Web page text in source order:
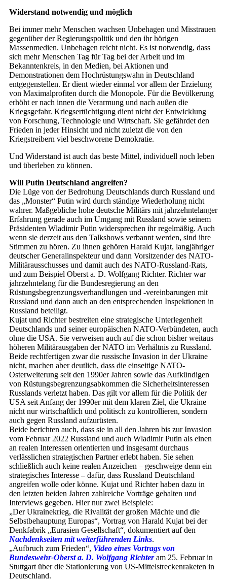
Widerstand notwendig und möglich
Bei immer mehr Menschen wachsen Unbehagen und Misstrauen
gegenüber der Regierungspolitik und den ihr hörigen
Massenmedien. Unbehagen reicht nicht. Es ist notwendig, dass
sich mehr Menschen Tag für Tag bei der Arbeit und im
Bekanntenkreis, in den Medien, bei Aktionen und
Demonstrationen dem Hochrüstungswahn in Deutschland
entgegenstellen. Er dient wieder einmal vor allem der Erzielung
von Maximalprofiten durch die Monopole. Für die Bevölkerung
erhöht er nach innen die Verarmung und nach außen die
Kriegsgefahr. Kriegsertüchtigung dient nicht der Entwicklung
von Forschung, Technologie und Wirtschaft. Sie gefährdet den
Frieden in jeder Hinsicht und nicht zuletzt die von den
Kriegstreibern viel beschworene Demokratie.
Und Widerstand ist auch das beste Mittel, individuell noch leben
und überleben zu können.
Will Putin Deutschland angreifen?
Die Lüge von der Bedrohung Deutschlands durch Russland und
das „Monster“ Putin wird durch ständige Wiederholung nicht
wahrer. Maßgebliche hohe deutsche Militärs mit jahrzehntelanger
Erfahrung gerade auch im Umgang mit Russland sowie seinem
Präsidenten Wladimir Putin widersprechen ihr regelmäßig. Auch
wenn sie derzeit aus den Talkshows verbannt werden, sind ihre
Stimmen zu hören. Zu ihnen gehören Harald Kujat, langjähriger
deutscher Generalinspekteur und dann Vorsitzender des NATO-
Militärausschusses und damit auch des NATO-Russland-Rats,
und zum Beispiel Oberst a. D. Wolfgang Richter. Richter war
jahrzehntelang für die Bundesregierung an den
Rüstungsbegrenzungsverhandlungen und -vereinbarungen mit
Russland und dann auch an den entsprechenden Inspektionen in
Russland beteiligt.
Kujat und Richter bestreiten eine strategische Unterlegenheit
Deutschlands und seiner europäischen NATO-Verbündeten, auch
ohne die USA. Sie verweisen auch auf die schon bisher weitaus
höheren Militärausgaben der NATO im Verhältnis zu Russland.
Beide rechtfertigen zwar die russische Invasion in der Ukraine
nicht, machen aber deutlich, dass die einseitige NATO-
Osterweiterung seit den 1990er Jahren sowie das Aufkündigen
von Rüstungsbegrenzungsabkommen die Sicherheitsinteressen
Russlands verletzt haben. Das gilt vor allem für die Politik der
USA seit Anfang der 1990er mit dem klaren Ziel, die Ukraine
nicht nur wirtschaftlich und politisch zu kontrollieren, sondern
auch gegen Russland aufzurüsten.
Beide berichten auch, dass sie in all den Jahren bis zur Invasion
vom Februar 2022 Russland und auch Wladimir Putin als einen
an realen Inte­ressen orientierten und insgesamt durchaus
verlässlichen strategischen Partner erlebt haben. Sie sehen
schließlich auch keine realen Anzeichen – geschweige denn ein
strategisches Inte­resse – dafür, dass Russland Deutschland
angreifen wolle oder könne. Kujat und Richter haben dazu in
den letzten beiden Jahren zahlreiche Vorträge gehalten und
Interviews gegeben. Hier nur zwei Beispiele:
„Der Ukrainekrieg, die Rivalität der großen Mächte und die
Selbstbehauptung Europas“, Vortrag von Harald Kujat bei der
Denkfabrik „Eurasien Gesellschaft“, dokumentiert auf den
Nachdenkseiten mit weiterführenden Links.
„Aufbruch zum Frieden“, Video eines Vortrags von
Bundeswehr-Oberst a. D. Wolfgang Richteram 25. Februar in
Stuttgart über die Stationierung von US-Mittelstreckenraketen in
Deutschland.